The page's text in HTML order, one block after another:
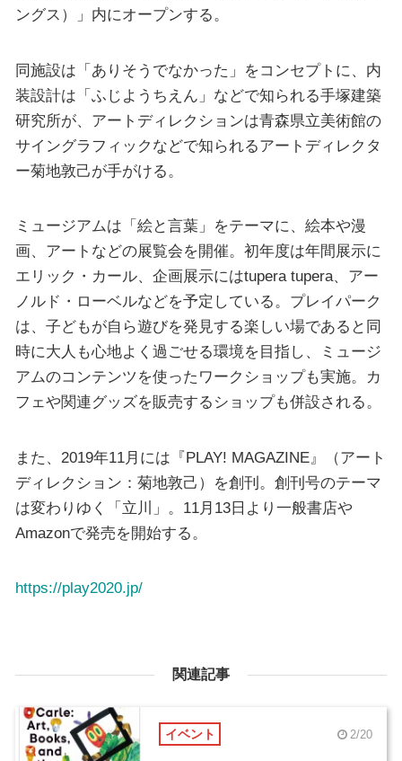
ングス）」内にオープンする。
同施設は「ありそうでなかった」をコンセプトに、内
装設計は「ふじようちえん」などで知られる手塚建築
研究所が、アートディレクションは青森県立美術館の
サイングラフィックなどで知られるアートディレクタ
ー菊地敦己が手がける。
ミュージアムは「絵と言葉」をテーマに、絵本や漫
画、アートなどの展覧会を開催。初年度は年間展示に
エリック・カール、企画展示にはtupera tupera、アー
ノルド・ローベルなどを予定している。プレイパーク
は、子どもが自ら遊びを発見する楽しい場であると同
時に大人も心地よく過ごせる環境を目指し、ミュージ
アムのコンテンツを使ったワークショップも実施。カ
フェや関連グッズを販売するショップも併設される。
また、2019年11月には『PLAY! MAGAZINE』（アート
ディレクション：菊地敦己）を創刊。創刊号のテーマ
は変わりゆく「立川」。11月13日より一般書店や
Amazonで発売を開始する。
https://play2020.jp/
関連記事
イベント 2/20